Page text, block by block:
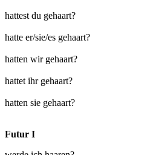
hattest du gehaart?
hatte er/sie/es gehaart?
hatten wir gehaart?
hattet ihr gehaart?
hatten sie gehaart?
Futur I